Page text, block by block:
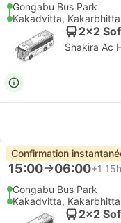
Gongabu Bus Park
Kakadvitta, Kakarbhitta
2x2
Shakira Ac
Confirmation
15:00 06:00+1 15h
Gongabu Bus Park
Kakadvitta, Kakarbhitta
2x2